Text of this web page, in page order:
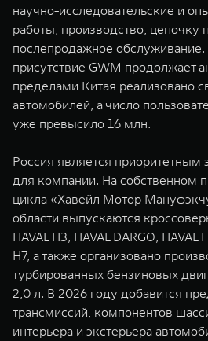
научно-исследовательские и
работы, производство, цепочку
послепродажное обслуживание.
присутствие GWM продолжает
пределами Китая реализовано
автомобилей, а число
уже превысило 16 млн.
Россия является
для компании. На собственном
цикла «Хавейл Мотор
области выпускаются
HAVAL H3, HAVAL DARGO, HAVAL
H7, а также организовано
турбированных бензиновых
2,0 л. В 2026 году добавится
трансмиссий, компонентов
интерьера и экстерьера